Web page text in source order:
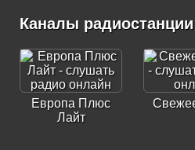
Каналы
Европа Плюс
Лайт